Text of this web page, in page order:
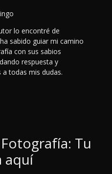
lo encontré de
sabido guiar mi camino
con sus sabios
respuesta y
a todas mis dudas.
Tu
aquí